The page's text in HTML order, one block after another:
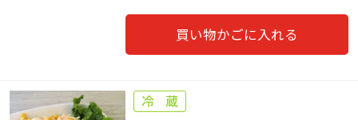
買い物かごに入れる